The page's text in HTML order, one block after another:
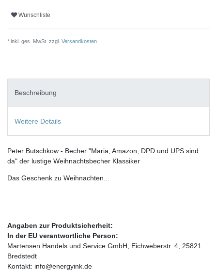
Wunschliste
* inkl. ges. MwSt. zzgl. Versandkosten
Beschreibung
Weitere Details
Peter Butschkow - Becher "Maria, Amazon, DPD und UPS sind
da" der lustige Weihnachtsbecher Klassiker
Das Geschenk zu Weihnachten...
Angaben zur Produktsicherheit:
In der EU verantwortliche Person:
Martensen Handels und Service GmbH, Eichweberstr. 4, 25821
Bredstedt
Kontakt: info@energyink.de